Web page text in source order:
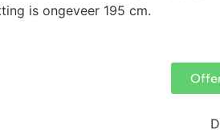
is ongeveer 195 cm.